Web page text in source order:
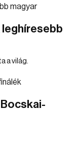
leghíresebb
a világ.